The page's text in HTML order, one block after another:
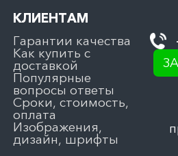
КЛИЕНТАМ
Гарантии качества
Как купить с
доставкой
Популярные
вопросы ответы
Сроки, стоимость,
оплата
Изображения,
дизайн, шрифты